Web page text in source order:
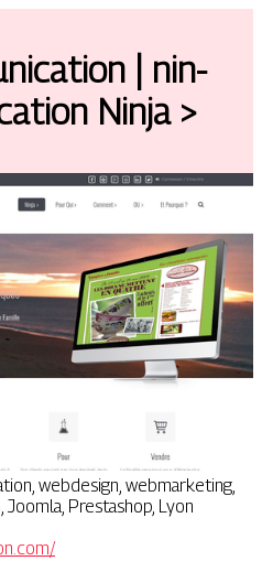
| nin­
Ninja >
webdesign, webmarketing,
Prestashop, Lyon